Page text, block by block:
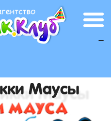
_
Маусы